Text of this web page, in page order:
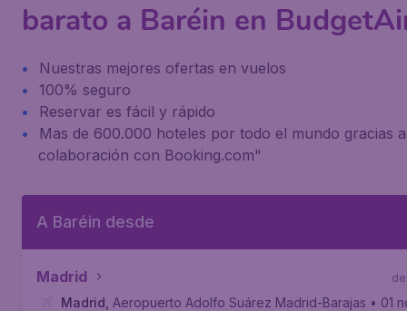
barato a Baréin en
Nuestras mejores ofertas en vuelos
100% seguro
Reservar es fácil y rápido
Mas de 600.000 hoteles por todo el mundo gracias
colaboración con Booking.com"
A Baréin desde
Madrid
Madrid Aeropuerto Adolfo Suárez Madrid-Barajas • 01